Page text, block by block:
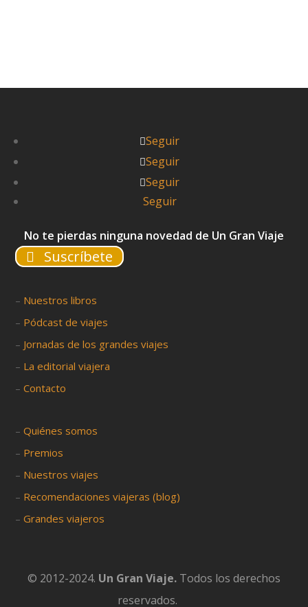
Seguir
Seguir
Seguir
Seguir
No te pierdas ninguna novedad de Un Gran Viaje
Suscríbete
– Nuestros libros
– Pódcast de viajes
– Jornadas de los grandes viajes
– La editorial viajera
–Contacto
–Quiénes somos
– Premios
– Nuestros viajes
– Recomendaciones viajeras (blog)
–Grandes viajeros
© 2012-2024. Un Gran Viaje. Todos los derechos
reservados.